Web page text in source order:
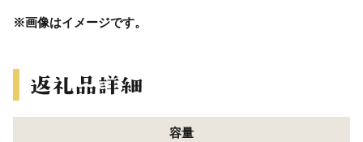
※画像はイメージです。
容量